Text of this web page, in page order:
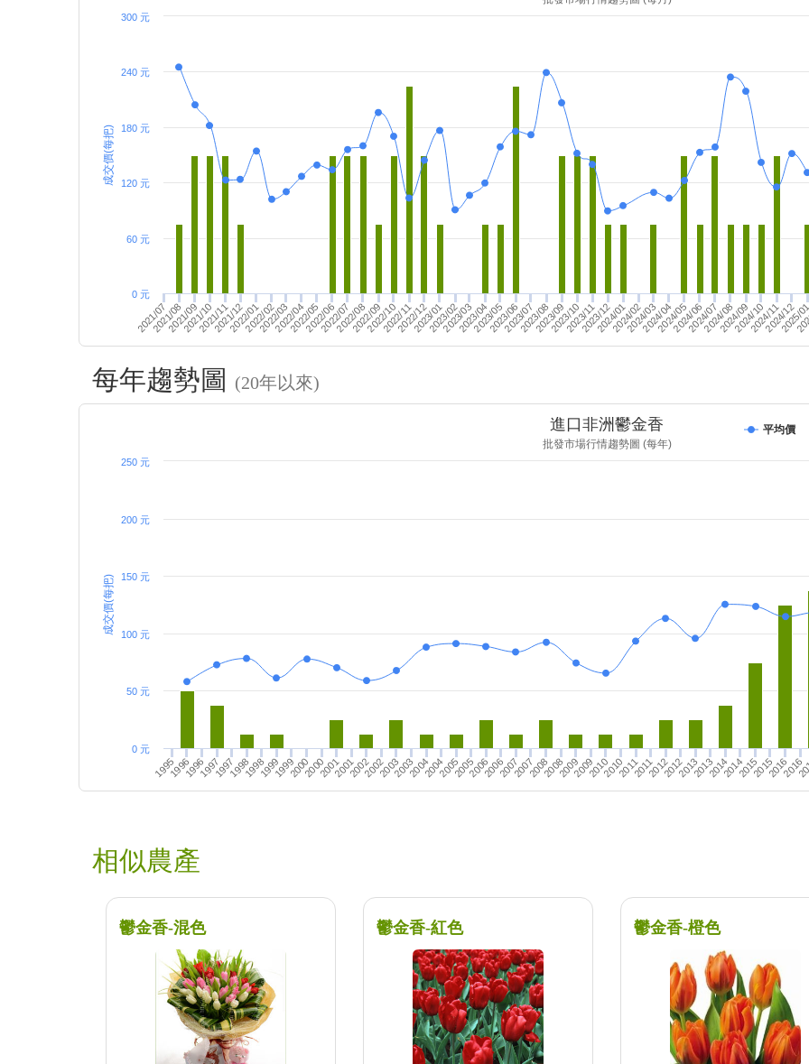
成交價(每把)
2021/07
2021/082021/092021/102021/112021/122022/012022/02
2022/032022/042022/052022/062022/072022/082022/092022/102022/112022/122023/012023/02
2023/032023/042023/052023/062023/072023/082023/092023/102023/112023/122024/012024/022024/032024/042024/052024/062024/072024/082024/092024/102024/112024/12
2025/
0 元
60 元
120 元
180 元
240 元
300 元
每年趨勢圖 (20年以來)
成交價(每把)
進口非洲鬱金香
批發市場行情趨勢圖 (每年)
平均價
1995199619961997199719981998199919992000200020012001200220022003200320042004200520052006200620072007200820082009200920102010201120112012201220132013201420142015201520162016
0 元
50 元
100 元
150 元
200 元
250 元
相似農產
鬱金香-混色 鬱金香-紅色 鬱金香-橙色